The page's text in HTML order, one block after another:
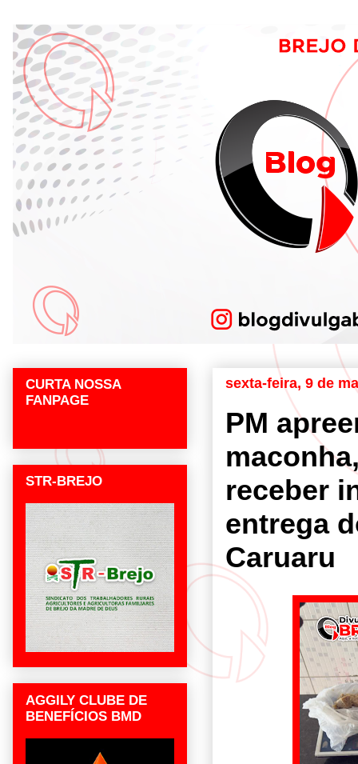
sexta-feira, 9 de
PM
receber
entrega
Caruaru
CURTA NOSSA
FANPAGE
STR-BREJO
AGGILY CLUBE DE
BENEFÍCIOS BMD